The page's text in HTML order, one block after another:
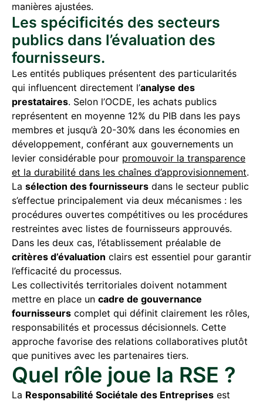
manières ajustées.
Les spécificités des secteurs
publics dans l’évaluation des
fournisseurs.
Les entités publiques présentent des particularités
qui influencent directement l’analyse des
prestataires. Selon l’OCDE, les achats publics
représentent en moyenne 12% du PIB dans les pays
membres et jusqu’à 20-30% dans les économies en
développement, conférant aux gouvernements un
levier considérable pour promouvoir la transparence
et la durabilité dans les chaînes d’approvisionnement.
La sélection des fournisseurs dans le secteur public
s’effectue principalement via deux mécanismes : les
procédures ouvertes compétitives ou les procédures
restreintes avec listes de fournisseurs approuvés.
Dans les deux cas, l’établissement préalable de
critères d’évaluation clairs est essentiel pour garantir
l’efficacité du processus.
Les collectivités territoriales doivent notamment
mettre en place un cadre de gouvernance
fournisseurs complet qui définit clairement les rôles,
responsabilités et processus décisionnels. Cette
approche favorise des relations collaboratives plutôt
que punitives avec les partenaires tiers.
Quel rôle joue la RSE ?
La Responsabilité Sociétale des Entreprises est